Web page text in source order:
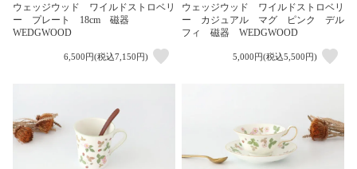
ウェッジウッド ワイルドストロベリ
ー プレート 18cm 磁器
WEDGWOOD
6,500円(税込7,150円)
ウェッジウッド ワイルドストロベリ
ー カジュアル マグ ピンク デル
フィ 磁器 WEDGWOOD
5,000円(税込5,500円)